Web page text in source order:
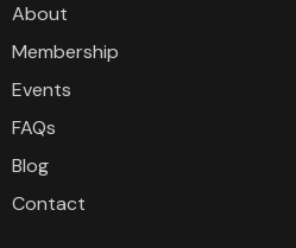
About
Membership
Events
FAQs
Blog
Contact